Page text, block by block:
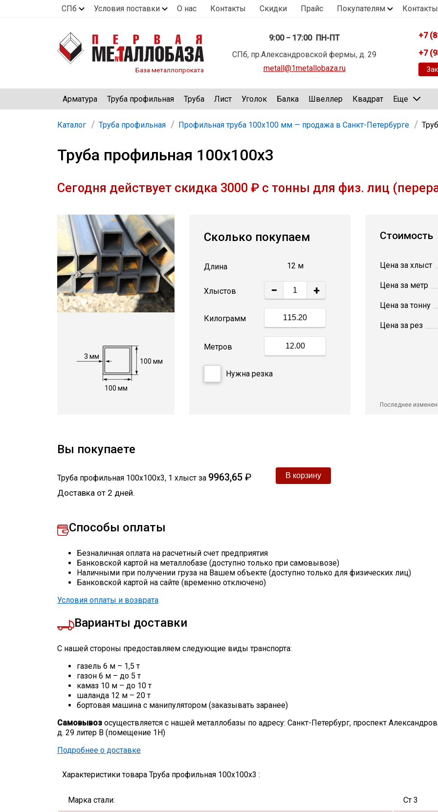
СПб Условия поставки О нас Контакты Скидки Прайс Покупателям Контакты
База металлопроката
9:00 − 17:00 ПН-ПТ
СПб, пр.Александровской фермы, д. 29
metall@1metallobaza.ru
+7
+7
Арматура Труба профильная Труба Лист Уголок Балка Швеллер Квадрат Еще
Каталог Труба профильная Профильная труба 100х100 мм — продажа в Санкт-Петербурге
Труба профильная 100х100х3
Сегодня действует скидка 3000 ₽ с тонны для физ. лиц
3 мм
100 мм
100 мм
Сколько покупаем
Длина 12 м
Хлыстов − +
Килограмм
Метров
Нужна резка
Стоимость
Цена за хлыст
Цена за метр
Цена за тонну
Цена за рез
Последнее
Вы покупаете
Труба профильная 100х100х3, 1 хлыст за 9963,65 ₽
Доставка от 2 дней.
Способы оплаты
Безналичная оплата на расчетный счет предприятия
Банковской картой на металлобазе (доступно только при самовывозе)
Наличными при получении груза на Вашем объекте (доступно только для физических лиц)
Банковской картой на сайте (временно отключено)
Условия оплаты и возврата
Варианты доставки
С нашей стороны предоставляем следующие виды транспорта:
газель 6 м – 1,5 т
газон 6 м – до 5 т
камаз 10 м – до 10 т
шаланда 12 м – 20 т
бортовая машина с манипулятором (заказывать заранее)
Самовывоз осуществляется с нашей металлобазы по адресу: Санкт-Петербург, проспект
д. 29 литер В (помещение 1Н)
Подробнее о доставке
Характеристики товара Труба профильная 100х100х3 :
Марка стали: Ст 3